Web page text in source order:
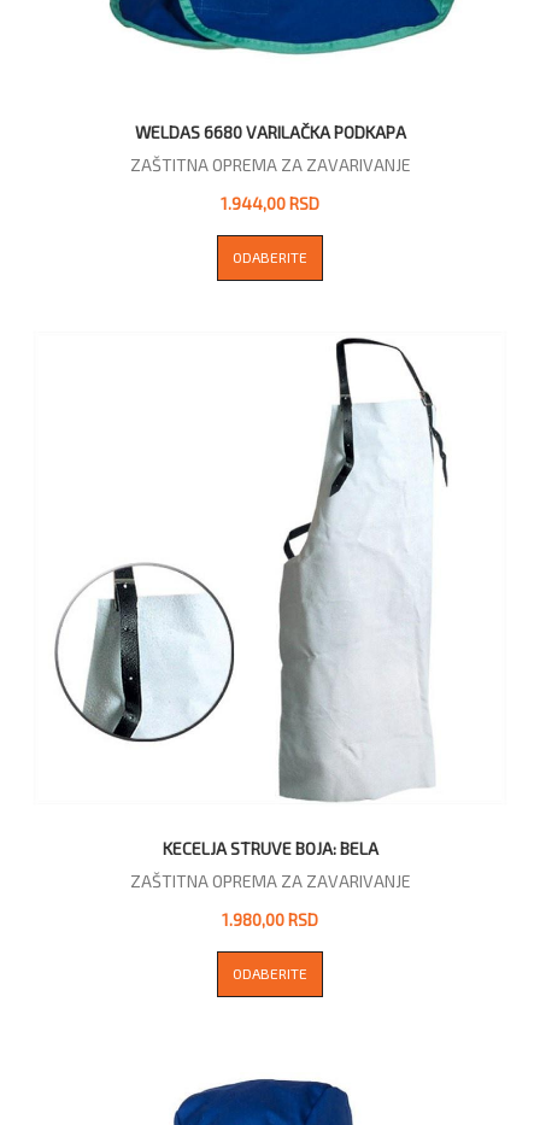
WELDAS 6680 VARILAČKA PODKAPA
ZAŠTITNA OPREMA ZA ZAVARIVANJE
1.944,00 RSD
ODABERITE
KECELJA STRUVE BOJA: BELA
ZAŠTITNA OPREMA ZA ZAVARIVANJE
1.980,00 RSD
ODABERITE